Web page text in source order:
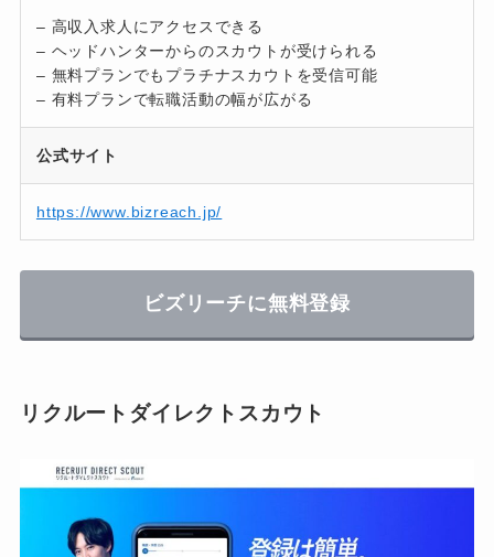
– 高収入求人にアクセスできる
– ヘッドハンターからのスカウトが受けられる
– 無料プランでもプラチナスカウトを受信可能
– 有料プランで転職活動の幅が広がる
公式サイト
https://www.bizreach.jp/
ビズリーチに無料登録
リクルートダイレクトスカウト